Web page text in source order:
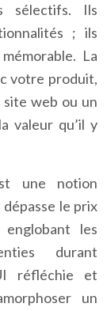
sélectifs. Ils
; ils
La
votre produit,
web ou un
valeur qu’il y
une notion
le prix
les
durant
réfléchie et
un